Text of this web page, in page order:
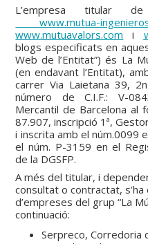
L’empresa titular
www.mutua-
www.mutuavalors.com i
blogs especificats en
Web de l’Entitat”) és La
(en endavant l’Entitat),
carrer Via Laietana 39,
número de C.I.F.: V-
Mercantil de Barcelona al
87.907, inscripció 1ª,
i inscrita amb el núm.0099
el núm. P-3159 en el
de la DGSFP.
A més del titular, i
consultat o contractat,
d’empreses del grup “La
continuació:
Serpreco, Corredoria